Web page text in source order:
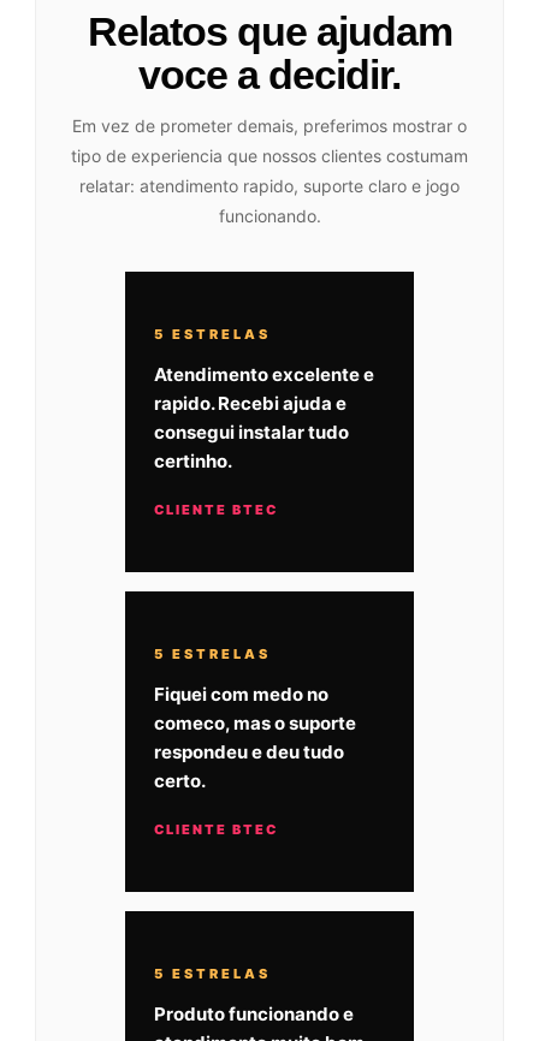
Relatos que ajudam
voce a decidir.
Em vez de prometer demais, preferimos mostrar o
tipo de experiencia que nossos clientes costumam
relatar: atendimento rapido, suporte claro e jogo
funcionando.
5 ESTRELAS
Atendimento excelente e
rapido. Recebi ajuda e
consegui instalar tudo
certinho.
CLIENTE BTEC
5 ESTRELAS
Fiquei com medo no
comeco, mas o suporte
respondeu e deu tudo
certo.
CLIENTE BTEC
5 ESTRELAS
Produto funcionando e